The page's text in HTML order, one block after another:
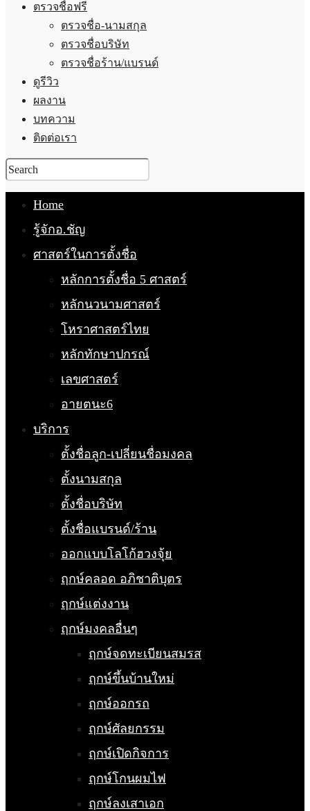
ตรวจชื่อฟรี
ตรวจชื่อ-นามสกุล
ตรวจชื่อบริษัท
ตรวจชื่อร้าน/แบรนด์
ดูรีวิว
ผลงาน
บทความ
ติดต่อเรา
Home
รู้จักอ.ชัญ
ศาสตร์ในการตั้งชื่อ
หลักการตั้งชื่อ 5 ศาสตร์
หลักนวนามศาสตร์
โหราศาสตร์ไทย
หลักทักษาปกรณ์
เลขศาสตร์
อายตนะ6
บริการ
ตั้งชื่อลูก-เปลี่ยนชื่อมงคล
ตั้งนามสกุล
ตั้งชื่อบริษัท
ตั้งชื่อแบรนด์/ร้าน
ออกแบบโลโก้ฮวงจุ้ย
ฤกษ์คลอด อภิชาติบุตร
ฤกษ์แต่งงาน
ฤกษ์มงคลอื่นๆ
ฤกษ์จดทะเบียนสมรส
ฤกษ์ขึ้นบ้านใหม่
ฤกษ์ออกรถ
ฤกษ์ศัลยกรรม
ฤกษ์เปิดกิจการ
ฤกษ์โกนผมไฟ
ฤกษ์ลงเสาเอก